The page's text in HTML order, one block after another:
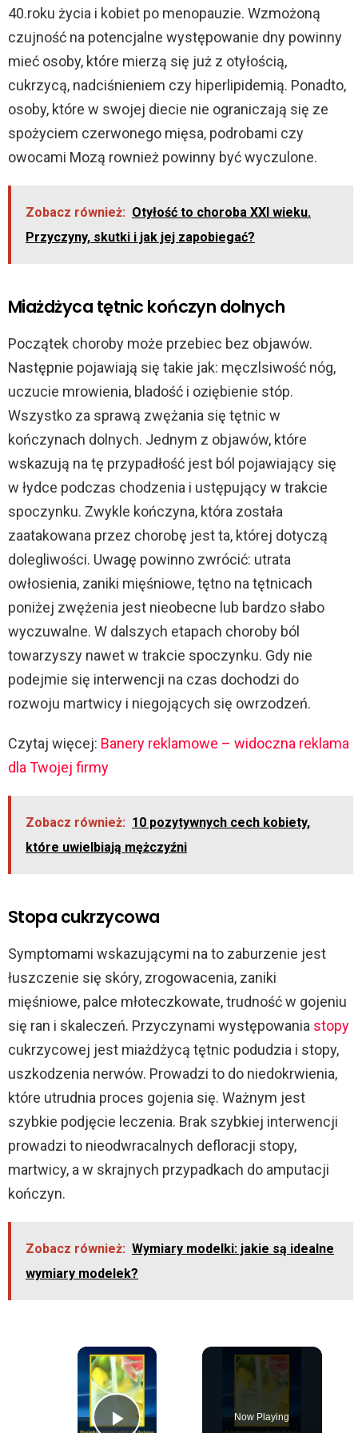
40.roku życia i kobiet po menopauzie. Wzmożoną
czujność na potencjalne występowanie dny powinny
mieć osoby, które mierzą się już z otyłością,
cukrzycą, nadciśnieniem czy hiperlipidemią. Ponadto,
osoby, które w swojej diecie nie ograniczają się ze
spożyciem czerwonego mięsa, podrobami czy
owocami Mozą rownież powinny być wyczulone.
Zobacz również: Otyłość to choroba XXI wieku.
Przyczyny, skutki i jak jej zapobiegać?
Miażdżyca tętnic kończyn dolnych
Początek choroby może przebiec bez objawów.
Następnie pojawiają się takie jak: męczlsiwość nóg,
uczucie mrowienia, bladość i oziębienie stóp.
Wszystko za sprawą zwężania się tętnic w
kończynach dolnych. Jednym z objawów, które
wskazują na tę przypadłość jest ból pojawiający się
w łydce podczas chodzenia i ustępujący w trakcie
spoczynku. Zwykle kończyna, która została
zaatakowana przez chorobę jest ta, której dotyczą
dolegliwości. Uwagę powinno zwrócić: utrata
owłosienia, zaniki mięśniowe, tętno na tętnicach
poniżej zwężenia jest nieobecne lub bardzo słabo
wyczuwalne. W dalszych etapach choroby ból
towarzyszy nawet w trakcie spoczynku. Gdy nie
podejmie się interwencji na czas dochodzi do
rozwoju martwicy i niegojących się owrzodzeń.
Czytaj więcej: Banery reklamowe – widoczna reklama
dla Twojej firmy
Zobacz również: 10 pozytywnych cech kobiety,
które uwielbiają mężczyźni
Stopa cukrzycowa
Symptomami wskazującymi na to zaburzenie jest
łuszczenie się skóry, zrogowacenia, zaniki
mięśniowe, palce młoteczkowate, trudność w gojeniu
się ran i skaleczeń. Przyczynami występowania stopy
cukrzycowej jest miażdżycą tętnic podudzia i stopy,
uszkodzenia nerwów. Prowadzi to do niedokrwienia,
które utrudnia proces gojenia się. Ważnym jest
szybkie podjęcie leczenia. Brak szybkiej interwencji
prowadzi to nieodwracalnych defloracji stopy,
martwicy, a w skrajnych przypadkach do amputacji
kończyn.
Zobacz również: Wymiary modelki: jakie są idealne
wymiary modelek?
×
Now Playing